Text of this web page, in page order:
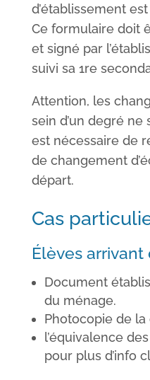
d’établissementest
Ce formulaire doit
et signé par
suivi sa 1re
Attention, les
sein d’un degré ne
est nécessaire de
de changement
départ.
Cas
Élèves arrivant
Document
du ménage.
Photocopie de la
l’équivalence
pour plus d’info